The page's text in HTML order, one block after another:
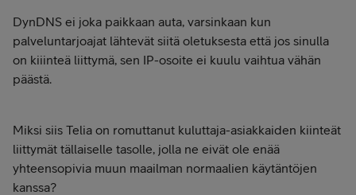
DynDNS ei joka paikkaan auta, varsinkaan kun
palveluntarjoajat lähtevät siitä oletuksesta että jos sinulla
on kiiinteä liittymä, sen IP-osoite ei kuulu vaihtua vähän
päästä.
Miksi siis Telia on romuttanut kuluttaja-asiakkaiden kiinteät
liittymät tällaiselle tasolle, jolla ne eivät ole enää
yhteensopivia muun maailman normaalien käytäntöjen
kanssa?